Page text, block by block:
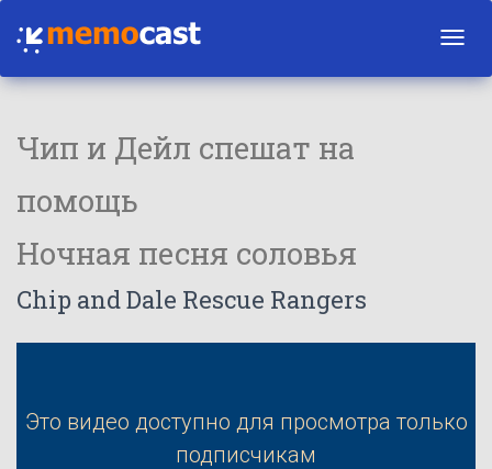
Чип и Дейл спешат на
помощь
Ночная песня соловья
Chip and Dale Rescue Rangers
Это видео доступно для просмотра только
подписчикам